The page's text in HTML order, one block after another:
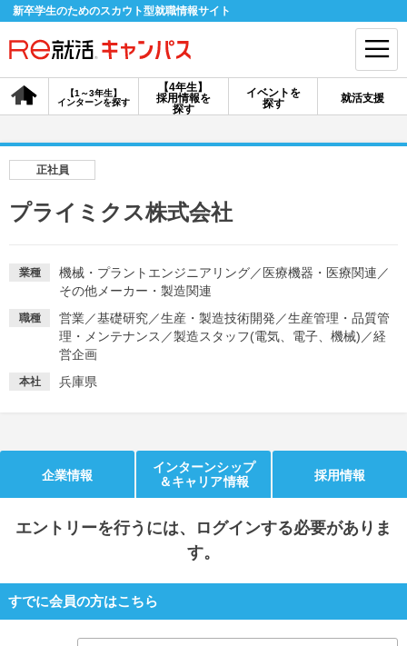
新卒学生のためのスカウト型就職情報サイト
【4年生】
採用情報を
探す
【1～3年生】
インターンを探す
イベントを
探す
就活支援
会員登録 ログイン
採用情報を探す
説明会を探す
インターンを探す
イベントを探す スカウト お知らせ
就活ノウハウ・サポート
就活ノウハウが満載！ お役立ち記事・相談室など
あなたに合う仕事を診断！ 動画で対策講座をチェック
就活時事ニュースを更新
正社員
プライミクス株式会社
業種 機械・プラントエンジニアリング／ 医療機器・医療関連 ／
その他メーカー・製造関連
職種 営業／基礎研究／生産・製造技術開発 ／生産管理・品質管
理・メンテナンス ／製造スタッフ(電気、電子、機械) ／経
営企画
本社 兵庫県
企業情報
インターンシップ
＆キャリア情報
採用情報
エントリーを行うには、ログインする必要がありま
す。
すでに会員の方はこちら